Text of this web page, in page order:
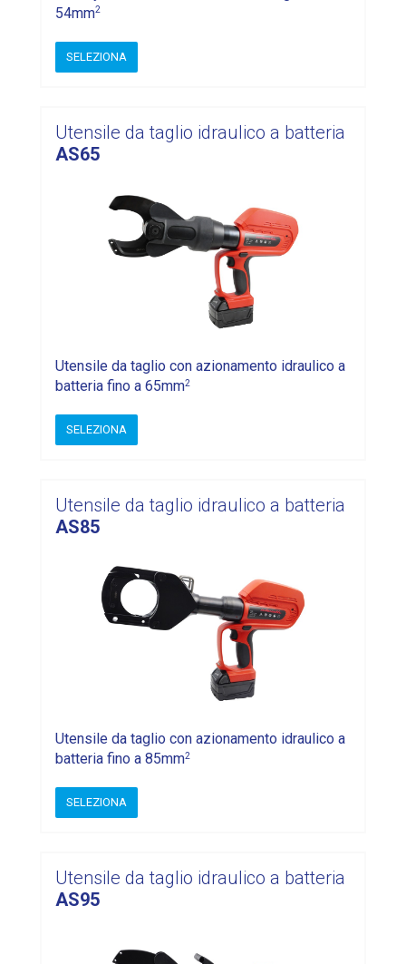
54mm2
SELEZIONA
Utensile da taglio idraulico a batteria
AS65
Utensile da taglio con azionamento idraulico a
batteria fino a 65mm2
SELEZIONA
Utensile da taglio idraulico a batteria
AS85
Utensile da taglio con azionamento idraulico a
batteria fino a 85mm2
SELEZIONA
Utensile da taglio idraulico a batteria
AS95